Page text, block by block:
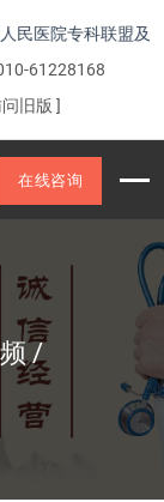
医院专科联盟及医
61228168
问旧版 ]
在线咨询